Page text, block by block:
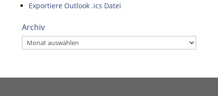
Exportiere Outlook .ics Datei
Archiv
Archiv